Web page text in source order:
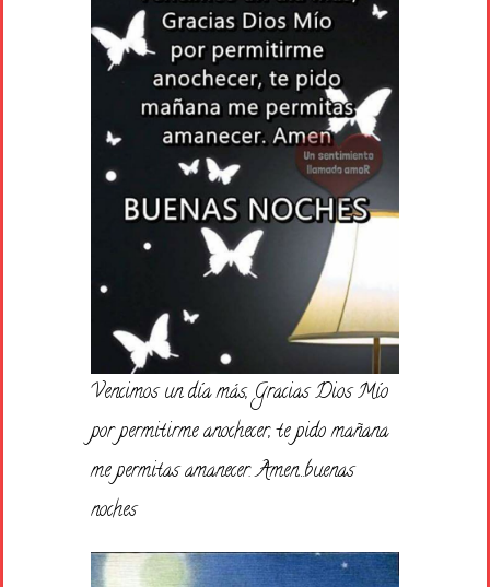
Vencimos un día más, Gracias Dios Mío
por permitirme anochecer, te pido mañana
me permitas amanecer. Amen…buenas
noches